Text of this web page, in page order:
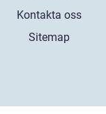
Kontakta oss
Sitemap